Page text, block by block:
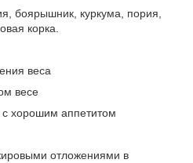
боярышник, куркума, пория,
корка.
веса
весе
хорошим аппетитом
отложениями в